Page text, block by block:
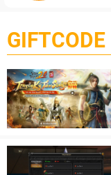
GIFTCODE